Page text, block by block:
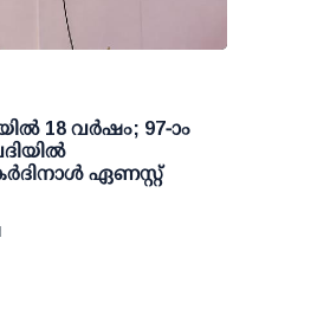
18 വര്‍ഷം; 97-ാം
ഏണസ്റ്റ്